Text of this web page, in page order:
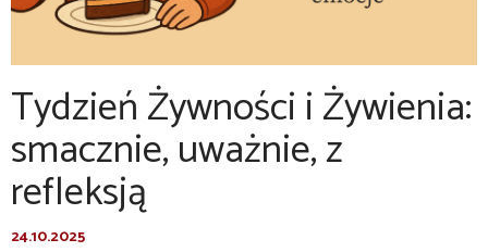
Tydzień Żywności i Żywienia:
smacznie, uważnie, z
refleksją
24.10.2025